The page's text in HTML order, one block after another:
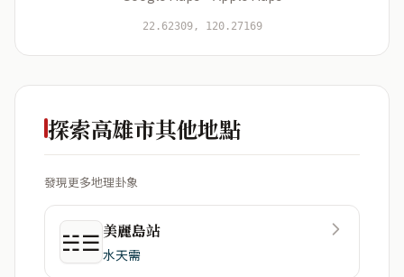
資料僅用於即時分析，不會儲存於伺服器
22.62309, 120.27169
探索高雄市其他地點
發現更多地理卦象
☵☰ 美麗島站
水天需